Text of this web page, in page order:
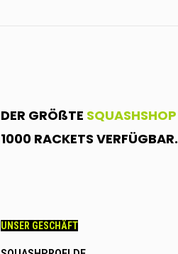
DER GRÖßTE SQUASHSHOP
1000 RACKETS VERFÜGBAR.
UNSER GESCHÄFT